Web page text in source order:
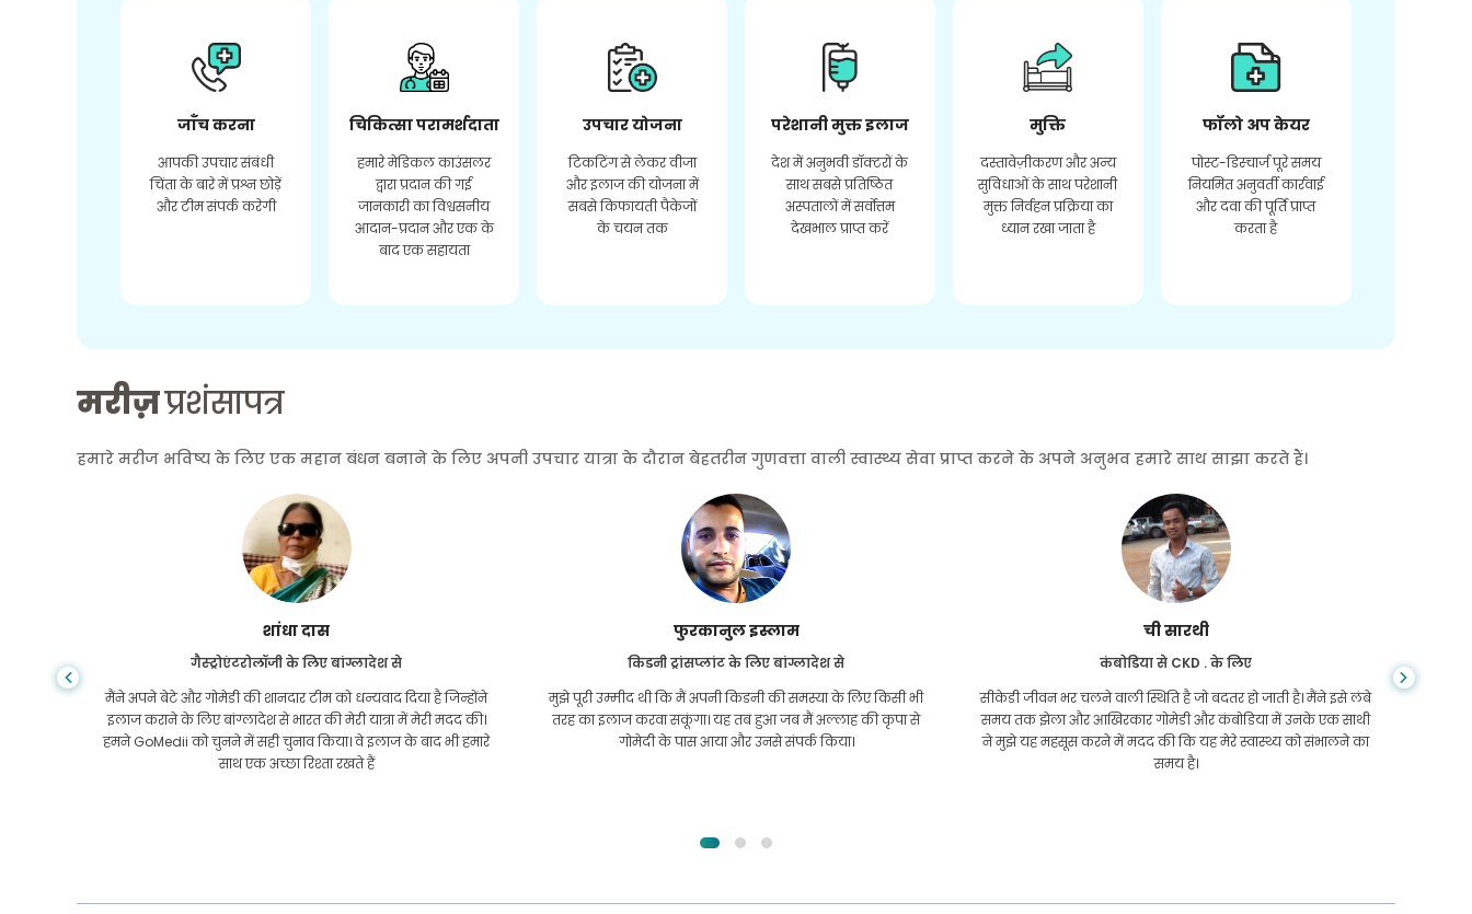
जाँच करना
आपकी उपचार संबंधी
चिंता के बारे में प्रश्न छोड़ें
और टीम संपर्क करेगी
चिकित्सा परामर्शदाता
हमारे मेडिकल काउंसलर
द्वारा प्रदान की गई
जानकारी का विश्वसनीय
आदान-प्रदान और एक के
बाद एक सहायता
उपचार योजना
टिकटिंग से लेकर वीजा
और इलाज की योजना में
सबसे किफायती पैकेजों
के चयन तक
परेशानी मुक्त इलाज
देश में अनुभवी डॉक्टरों के
साथ सबसे प्रतिष्ठित
अस्पतालों में सर्वोत्तम
देखभाल प्राप्त करें
मुक्ति
दस्तावेज़ीकरण और अन्य
सुविधाओं के साथ परेशानी
मुक्त निर्वहन प्रक्रिया का
ध्यान रखा जाता है
फॉलो अप केयर
पोस्ट-डिस्चार्ज पूरे समय
नियमित अनुवर्ती कार्रवाई
और दवा की पूर्ति प्राप्त
करता है
मरीज़प्रशंसापत्र
हमारे मरीज भविष्य के लिए एक महान बंधन बनाने के लिए अपनी उपचार यात्रा के दौरान बेहतरीन गुणवत्ता वाली स्वास्थ्य सेवा प्राप्त करने के अपने अनुभव हमारे साथ साझा करते हैं।
शांधा दास
गैस्ट्रोएंटरोलॉजी के लिए बांग्लादेश से
मैंने अपने बेटे और गोमेडी की शानदार टीम को धन्यवाद दिया है जिन्होंने
इलाज कराने के लिए बांग्लादेश से भारत की मेरी यात्रा में मेरी मदद की।
हमने GoMedii को चुनने में सही चुनाव किया। वे इलाज के बाद भी हमारे
साथ एक अच्छा रिश्ता रखते हैं
फुरकानुल इस्लाम
किडनी ट्रांसप्लांट के लिए बांग्लादेश से
मुझे पूरी उम्मीद थी कि मैं अपनी किडनी की समस्या के लिए किसी भी
तरह का इलाज करवा सकूंगा। यह तब हुआ जब मैं अल्लाह की कृपा से
गोमेदी के पास आया और उनसे संपर्क किया।
ची सारथी
कंबोडिया से CKD . के लिए
सीकेडी जीवन भर चलने वाली स्थिति है जो बदतर हो जाती है। मैंने इसे लंबे
समय तक झेला और आखिरकार गोमेडी और कंबोडिया में उनके एक साथी
ने मुझे यह महसूस करने में मदद की कि यह मेरे स्वास्थ्य को संभालने का
समय है।